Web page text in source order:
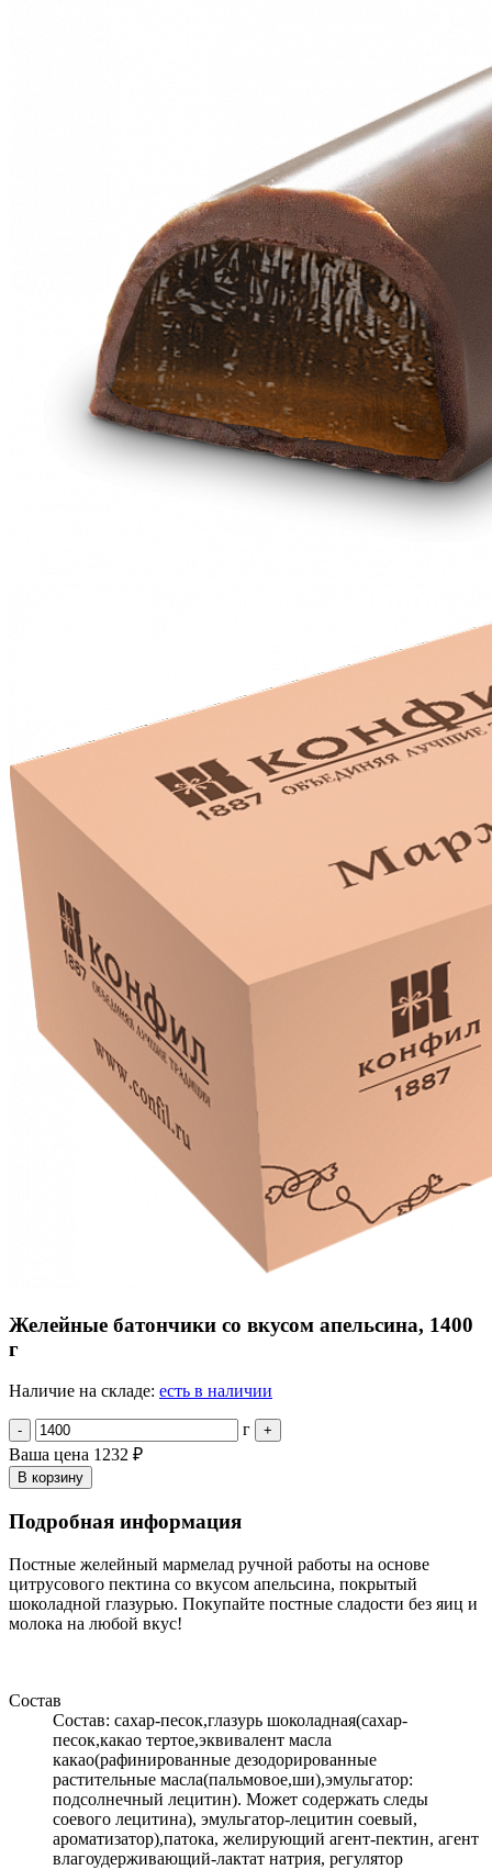
Желейные батончики со вкусом апельсина, 1400
г
Наличие на складе: есть в наличии
- г +
Ваша цена 1232 ₽
В корзину
Подробная информация
Постные желейный мармелад ручной работы на основе
цитрусового пектина со вкусом апельсина, покрытый
шоколадной глазурью. Покупайте постные сладости без яиц и
молока на любой вкус!
Состав
Состав: сахар-песок,глазурь шоколадная(сахар-
песок,какао тертое,эквивалент масла
какао(рафинированные дезодорированные
растительные масла(пальмовое,ши),эмульгатор:
подсолнечный лецитин). Может содержать следы
соевого лецитина), эмульгатор-лецитин соевый,
ароматизатор),патока, желирующий агент-пектин, агент
влагоудерживающий-лактат натрия, регулятор